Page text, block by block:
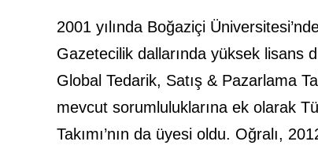
2001 yılında Boğaziçi
Gazetecilik dallarında yüksek lisans
Global Tedarik, Satış & Pazarlama
mevcut sorumluluklarına ek olarak
Takımı’nın da üyesi oldu. Oğralı,